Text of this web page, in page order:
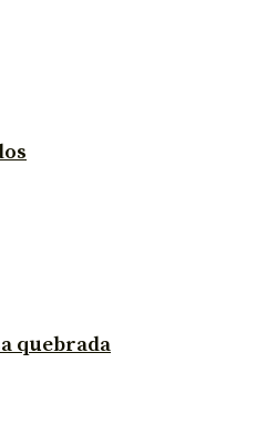
quebrada